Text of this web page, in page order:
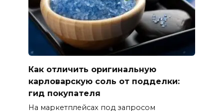
Как отличить оригинальную
карловарскую соль от подделки:
гид покупателя
На маркетплейсах под запросом